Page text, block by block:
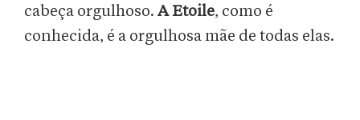
cabeça orgulhoso. A Etoile, como é
conhecida, é a orgulhosa mãe de todas elas.